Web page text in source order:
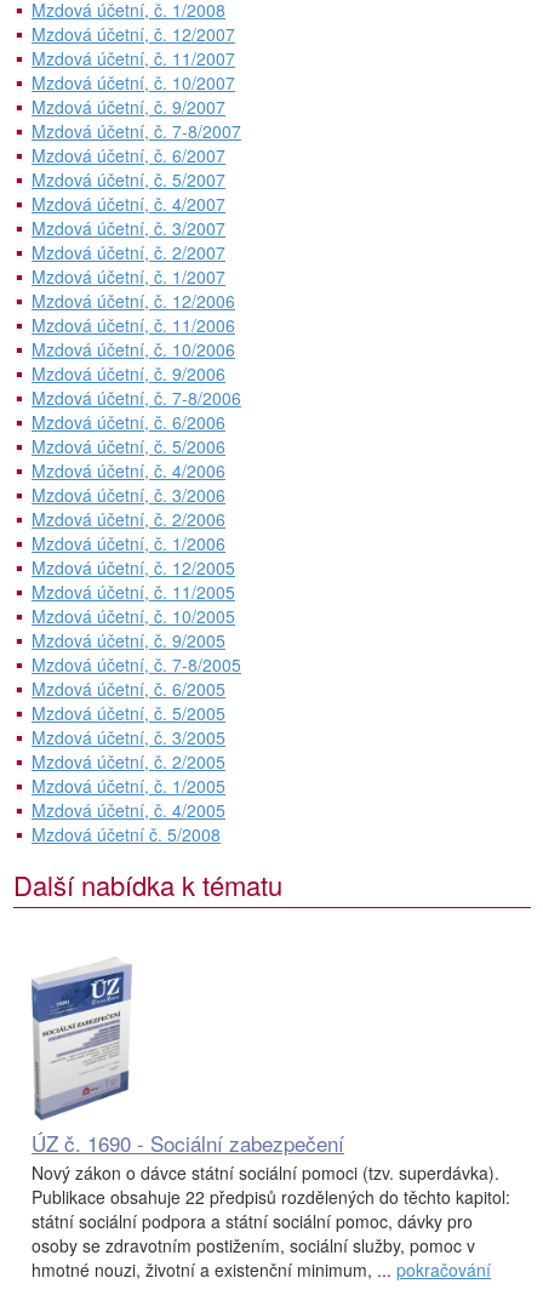
Mzdová účetní, č. 1/2008
Mzdová účetní, č. 12/2007
Mzdová účetní, č. 11/2007
Mzdová účetní, č. 10/2007
Mzdová účetní, č. 9/2007
Mzdová účetní, č. 7-8/2007
Mzdová účetní, č. 6/2007
Mzdová účetní, č. 5/2007
Mzdová účetní, č. 4/2007
Mzdová účetní, č. 3/2007
Mzdová účetní, č. 2/2007
Mzdová účetní, č. 1/2007
Mzdová účetní, č. 12/2006
Mzdová účetní, č. 11/2006
Mzdová účetní, č. 10/2006
Mzdová účetní, č. 9/2006
Mzdová účetní, č. 7-8/2006
Mzdová účetní, č. 6/2006
Mzdová účetní, č. 5/2006
Mzdová účetní, č. 4/2006
Mzdová účetní, č. 3/2006
Mzdová účetní, č. 2/2006
Mzdová účetní, č. 1/2006
Mzdová účetní, č. 12/2005
Mzdová účetní, č. 11/2005
Mzdová účetní, č. 10/2005
Mzdová účetní, č. 9/2005
Mzdová účetní, č. 7-8/2005
Mzdová účetní, č. 6/2005
Mzdová účetní, č. 5/2005
Mzdová účetní, č. 3/2005
Mzdová účetní, č. 2/2005
Mzdová účetní, č. 1/2005
Mzdová účetní, č. 4/2005
Mzdová účetní č. 5/2008
Další nabídka k tématu
ÚZ č. 1690 - Sociální zabezpečení
Nový zákon o dávce státní sociální pomoci (tzv. superdávka).
Publikace obsahuje 22 předpisů rozdělených do těchto kapitol:
státní sociální podpora a státní sociální pomoc, dávky pro
osoby se zdravotním postižením, sociální služby, pomoc v
hmotné nouzi, životní a existenční minimum, ... pokračování